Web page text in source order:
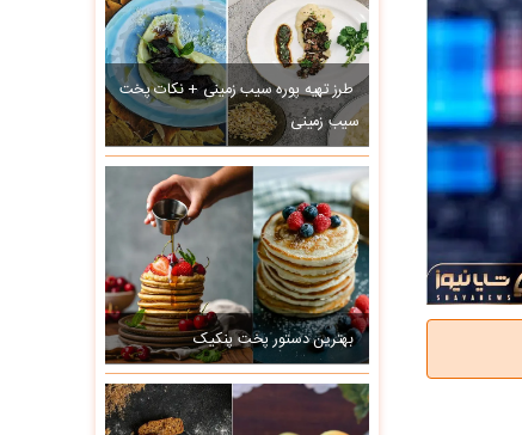
طرز تهیه پوره سیب زمینی + نکات پخت
سیب زمینی
بهترین دستور پخت پنکیک